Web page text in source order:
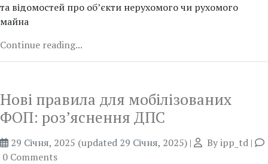
та відомостей про об’єкти нерухомого чи рухомого
майна
Continue reading...
Нові правила для мобілізованих
ФОП: роз’яснення ДПС
29 Січня, 2025 (updated 29 Січня, 2025) | Byipp_td |
0 Comments